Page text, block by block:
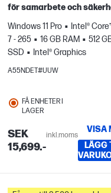
för samarbete och
Windows 11 Pro
Intel®
7 - 265
16 GB RAM
512
SSD
Intel® Graphics
A55NDET#UUW
FÅ ENHETER I
LAGER
SEK
15,699.-
inkl.moms
VISA
LÄGG